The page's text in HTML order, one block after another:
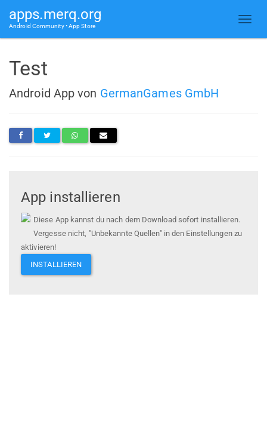
apps.merq.org
Android Community • App Store
Test
Android App von GermanGames GmbH
App installieren
Diese App kannst du nach dem Download sofort installieren.
Vergesse nicht, "Unbekannte Quellen" in den Einstellungen zu
aktivieren!
INSTALLIEREN